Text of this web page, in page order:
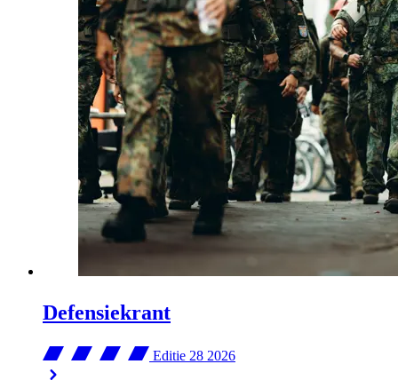
Defensiekrant
Editie 28 2026